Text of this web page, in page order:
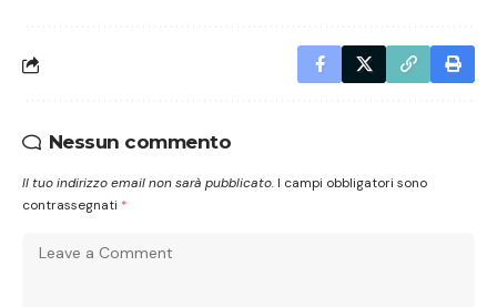
Nessun commento
Il tuo indirizzo email non sarà pubblicato. I campi obbligatori sono
contrassegnati *